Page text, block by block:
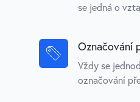
se jedná o
Označování
Vždy se
označování